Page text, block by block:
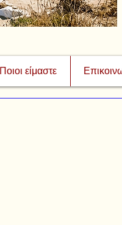
Ποιοι είμαστε